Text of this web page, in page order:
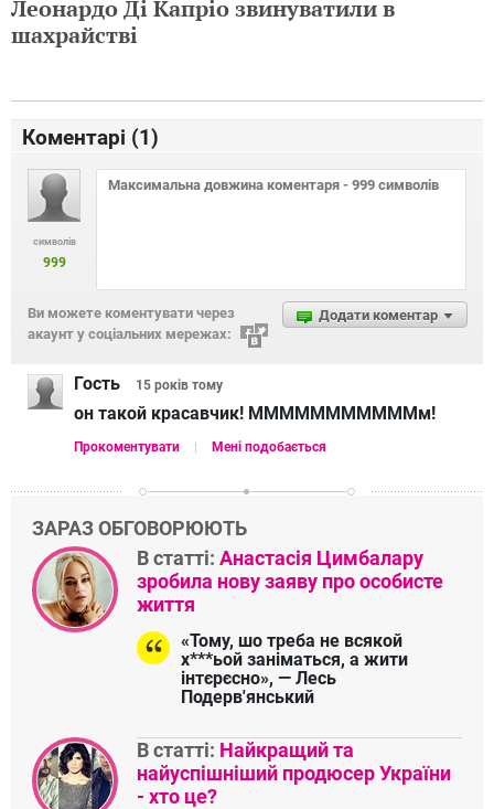
Леонардо Ді Капріо звинуватили в
шахрайстві
Коментарі (1)
символів
999
Додати коментар
Ви можете коментувати через
акаунт у соціальних мережах:
Гость 15 років тому
он такой красавчик! МММММММММММм!
Прокоментувати Мені подобається
ЗАРАЗ ОБГОВОРЮЮТЬ
В статті: Анастасія Цимбалару
зробила нову заяву про особисте
життя
«Тому, шо треба не всякой
х***ьой заніматься, а жити
інтєрєсно», — Лесь
Подерв'янський
В статті: Найкращий та
найуспішніший продюсер України
- хто це?